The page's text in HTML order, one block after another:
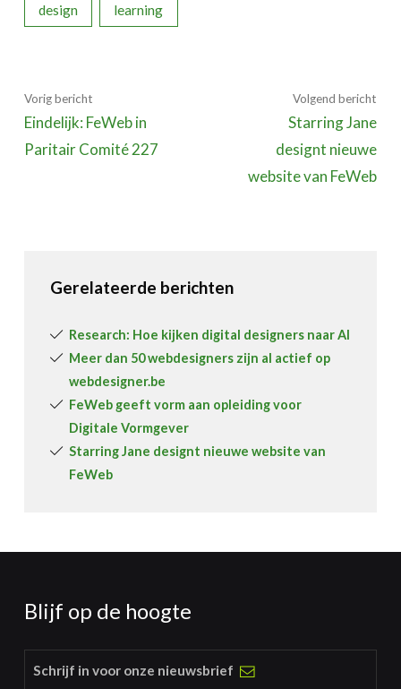
design learning
Vorig bericht
Eindelijk: FeWeb in
Paritair Comité 227
Volgend bericht
Starring Jane
designt nieuwe
website van FeWeb
Gerelateerde berichten
Research: Hoe kijken digital designers naar AI
Meer dan 50 webdesigners zijn al actief op
webdesigner.be
FeWeb geeft vorm aan opleiding voor
Digitale Vormgever
Starring Jane designt nieuwe website van
FeWeb
Blijf op de hoogte
Schrijf in voor onze nieuwsbrief